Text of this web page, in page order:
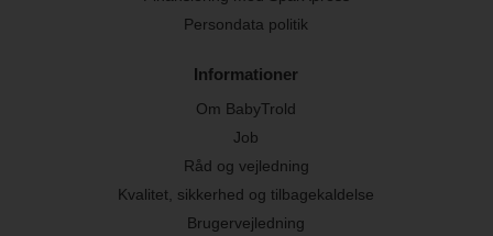
Persondata politik
Informationer
Om BabyTrold
Job
Råd og vejledning
Kvalitet, sikkerhed og tilbagekaldelse
Brugervejledning